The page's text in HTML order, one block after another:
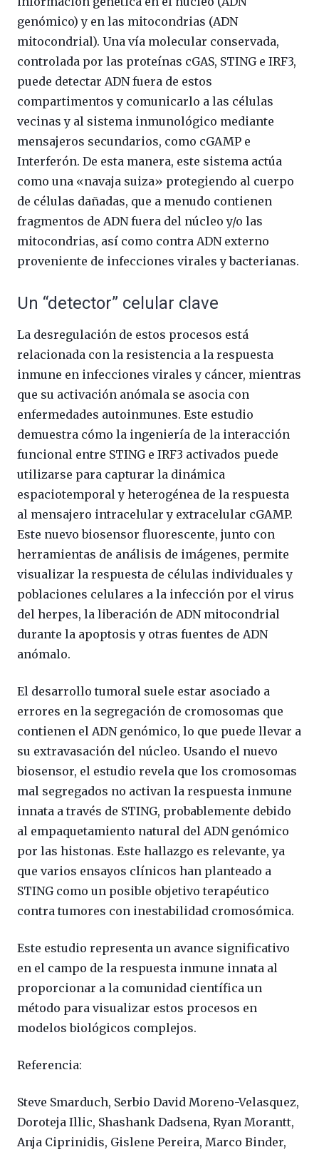
genómico) y en las mitocondrias (ADN
mitocondrial). Una vía molecular conservada,
controlada por las proteínas cGAS, STING e IRF3,
puede detectar ADN fuera de estos
compartimentos y comunicarlo a las células
vecinas y al sistema inmunológico mediante
mensajeros secundarios, como cGAMP e
Interferón. De esta manera, este sistema actúa
como una «navaja suiza» protegiendo al cuerpo
de células dañadas, que a menudo contienen
fragmentos de ADN fuera del núcleo y/o las
mitocondrias, así como contra ADN externo
proveniente de infecciones virales y bacterianas.
Un “detector” celular clave
La desregulación de estos procesos está
relacionada con la resistencia a la respuesta
inmune en infecciones virales y cáncer, mientras
que su activación anómala se asocia con
enfermedades autoinmunes. Este estudio
demuestra cómo la ingeniería de la interacción
funcional entre STING e IRF3 activados puede
utilizarse para capturar la dinámica
espaciotemporal y heterogénea de la respuesta
al mensajero intracelular y extracelular cGAMP.
Este nuevo biosensor fluorescente, junto con
herramientas de análisis de imágenes, permite
visualizar la respuesta de células individuales y
poblaciones celulares a la infección por el virus
del herpes, la liberación de ADN mitocondrial
durante la apoptosis y otras fuentes de ADN
anómalo.
El desarrollo tumoral suele estar asociado a
errores en la segregación de cromosomas que
contienen el ADN genómico, lo que puede llevar a
su extravasación del núcleo. Usando el nuevo
biosensor, el estudio revela que los cromosomas
mal segregados no activan la respuesta inmune
innata a través de STING, probablemente debido
al empaquetamiento natural del ADN genómico
por las histonas. Este hallazgo es relevante, ya
que varios ensayos clínicos han planteado a
STING como un posible objetivo terapéutico
contra tumores con inestabilidad cromosómica.
Este estudio representa un avance significativo
en el campo de la respuesta inmune innata al
proporcionar a la comunidad científica un
método para visualizar estos procesos en
modelos biológicos complejos.
Referencia:
Steve Smarduch, Serbio David Moreno-Velasquez,
Doroteja Illic, Shashank Dadsena, Ryan Morantt,
Anja Ciprinidis, Gislene Pereira, Marco Binder,